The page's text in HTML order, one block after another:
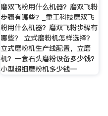
磨双飞粉用什么机器？磨双飞粉
步骤有哪些？_重工科技磨双飞
粉用什么机器？磨双飞粉步骤有
哪些？ 立式磨粉机怎样选择？
立式磨粉机生产线配置，立磨
机？一套石头磨粉设备多少钱？
小型超细磨粉机多少钱一